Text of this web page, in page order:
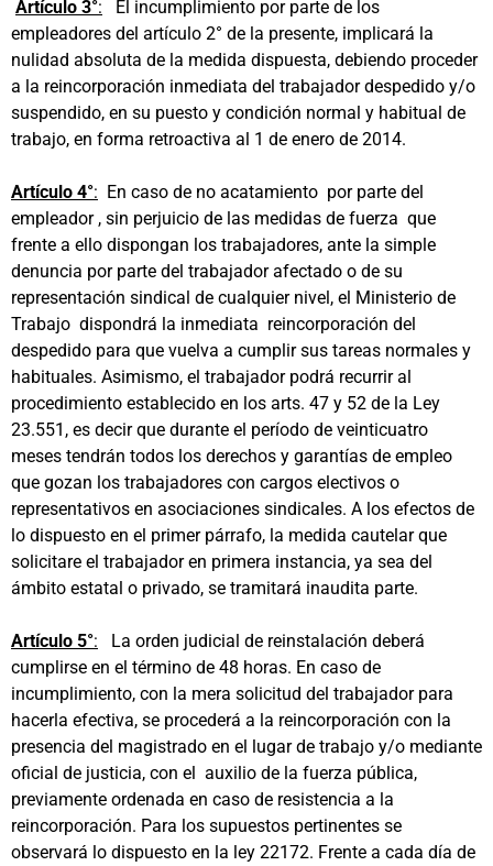
Artículo 3°: El incumplimiento por parte de los
empleadores del artículo 2° de la presente, implicará la
nulidad absoluta de la medida dispuesta, debiendo proceder
a la reincorporación inmediata del trabajador despedido y/o
suspendido, en su puesto y condición normal y habitual de
trabajo, en forma retroactiva al 1 de enero de 2014.
Artículo 4°: En caso de no acatamiento por parte del
empleador , sin perjuicio de las medidas de fuerza que
frente a ello dispongan los trabajadores, ante la simple
denuncia por parte del trabajador afectado o de su
representación sindical de cualquier nivel, el Ministerio de
Trabajo dispondrá la inmediata reincorporación del
despedido para que vuelva a cumplir sus tareas normales y
habituales. Asimismo, el trabajador podrá recurrir al
procedimiento establecido en los arts. 47 y 52 de la Ley
23.551, es decir que durante el período de veinticuatro
meses tendrán todos los derechos y garantías de empleo
que gozan los trabajadores con cargos electivos o
representativos en asociaciones sindicales. A los efectos de
lo dispuesto en el primer párrafo, la medida cautelar que
solicitare el trabajador en primera instancia, ya sea del
ámbito estatal o privado, se tramitará inaudita parte.
Artículo 5°: La orden judicial de reinstalación deberá
cumplirse en el término de 48 horas. En caso de
incumplimiento, con la mera solicitud del trabajador para
hacerla efectiva, se procederá a la reincorporación con la
presencia del magistrado en el lugar de trabajo y/o mediante
oficial de justicia, con el auxilio de la fuerza pública,
previamente ordenada en caso de resistencia a la
reincorporación. Para los supuestos pertinentes se
observará lo dispuesto en la ley 22172. Frente a cada día de